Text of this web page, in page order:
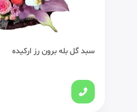
سبد گل بله برون رز ارکیده